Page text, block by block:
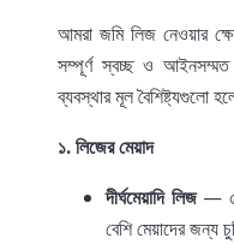
আমরা জমি লিজ নেওয়ার
সম্পূর্ণ স্বচ্ছ ও
ব্যবস্থার মূল বৈশিষ্ট্যগুলো
১. লিজের মেয়াদ
দীর্ঘমেয়াদি লিজ— ৫
বেশি মেয়াদের